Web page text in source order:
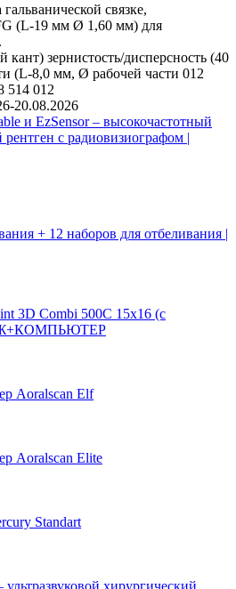
связке,
(L-19 мм Ø 1,60 мм) для
зернистость/дисперсность (40
(L-8,0 мм, Ø рабочей части 012
514 012
20.08.2026
и EzSensor – высокочастотный
с радиовизиографом |
+ 12 наборов для отбеливания |
3D Combi 500C 15х16 (с
Aoralscan Elf
Aoralscan Elite
Standart
хирургический